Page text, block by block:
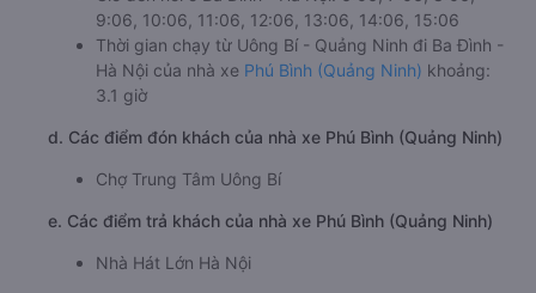
9:06, 10:06, 11:06, 12:06, 13:06, 14:06, 15:06
Thời gian chạy từ Uông Bí - Quảng Ninh đi Ba Đình -
Hà Nội của nhà xe Phú Bình (Quảng Ninh) khoảng:
3.1 giờ
d. Các điểm đón khách của nhà xe Phú Bình (Quảng Ninh)
Chợ Trung Tâm Uông Bí
e. Các điểm trả khách của nhà xe Phú Bình (Quảng Ninh)
Nhà Hát Lớn Hà Nội